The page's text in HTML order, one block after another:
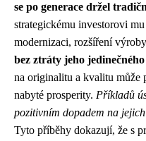
se po generace držel
strategickému investorovi
modernizaci, rozšíření
bez ztráty jeho
na originalitu a kvalitu může
nabyté prosperity. Příkladů
pozitivním dopadem na
Tyto příběhy dokazují, že s